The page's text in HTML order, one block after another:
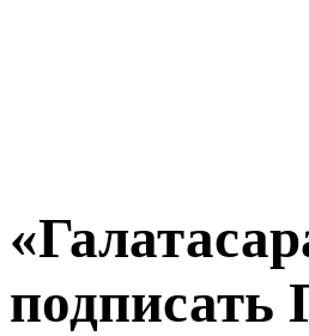
подписать